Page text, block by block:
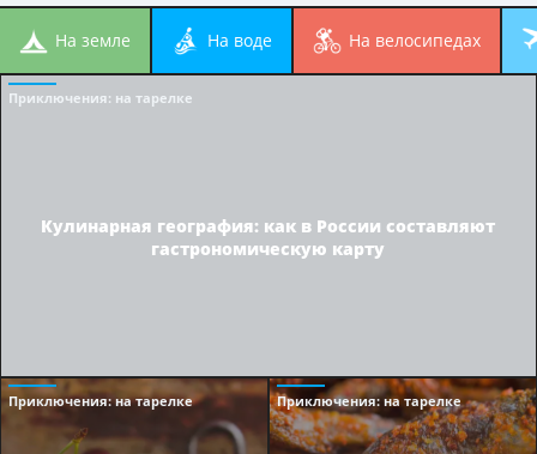
на земле на воде на велосипедах
Приключения: на тарелке
Кулинарная география: как в России составляют
гастрономическую карту
Приключения: на тарелке Приключения: на тарелке